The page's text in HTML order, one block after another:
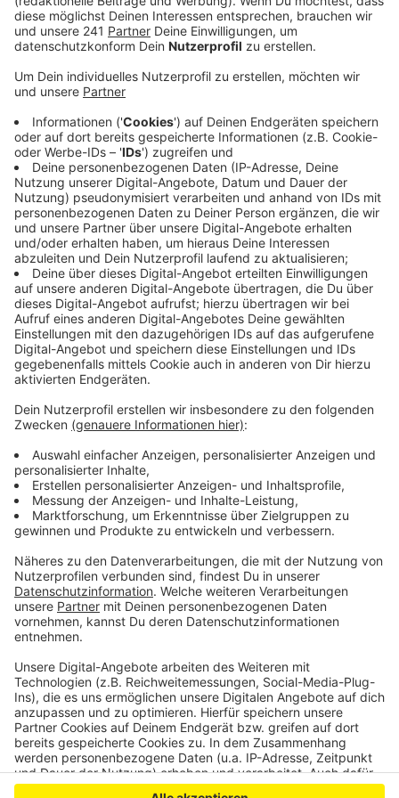
Anzeige
Anzeige
Ein Sattelschlepper ist vor der Ausfahrt Chorweiler in
und ein Auto ineinandergeschoben. Insgesamt gab es
vier teilweise Schwerstverletzte, einer davon musste
mit dem Hubschrauber abgeholt werden.
Die A57 in Richtung Köln war ab Dormagen bis in die
Abendstunden gesperrt. Weil die Polizei den Verkehr
über die A59 abgeleitet hat, waren auch die
Ausweichstrecken - unter anderem die A59 - sehr voll.
Anzeige
Weitere Meldungen aus Leverkusen
Leverkusen berät über Hundefreilaufflächen
Leverkusen: Fähre Hitdorf bleibt erstmal außer Betrieb
Kommen gut an: Rund 5.000 Efi-Fahrten in Leverkusen
Anzeige
Anzeige